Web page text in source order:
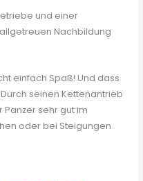
und einer
Nachbildung
einfach Spaß! Und dass
seinen Kettenantrieb
sehr gut im
oder bei Steigungen